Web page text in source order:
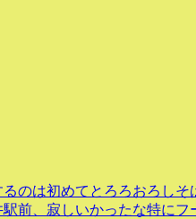
のは初めてとろろおろしそ
前、寂しいかったな特に